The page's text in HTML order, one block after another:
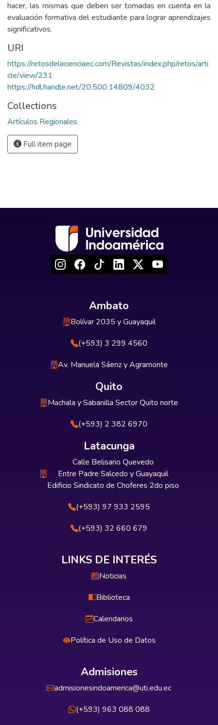
hacer, las mismas que deben ser tomadas en cuenta en la
evaluación formativa del estudiante para lograr aprendizajes
significativos.
URI
https://retosdelacienciaec.com/Revistas/index.php/retos/arti
cle/view/231
https://hdl.handle.net/20.500.14809/4032
Collections
Artículos Regionales
Full item page
Ambato
Bolívar 2035 y Guayaquil
(+593) 3 299 4560
Av. Manuela Sáenz y Agramonte
Quito
Machala y Sabanilla Sector Quito norte
(+593) 2 382 6970
Latacunga
Calle Belisario Quevedo
Entre Padre Salcedo y Guayaquil
Edificio Sindicato de Choferes 2do piso
(+593) 97 933 2595
(+593) 32 660 679
LINKS DE INTERÉS
Noticias
Biblioteca
Calendarios
Política de Uso de Datos
Admisiones
admisionesindoamerica@uti.edu.ec
(+593) 963 088 088